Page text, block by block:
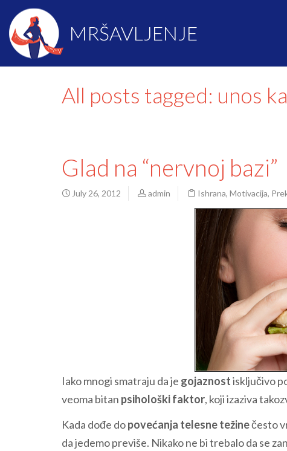
MRŠAVLJENJE
All posts tagged: unos
Glad na “nervnoj bazi”
July 26, 2012 admin Ishrana, Motivacija,
Iako mnogi smatraju da je gojaznostisključivo
veoma bitan psihološki faktor, koji izaziva
Kada dođe dopovećanja telesne težinečesto
da jedemo previše. Nikako ne bi trebalo da se